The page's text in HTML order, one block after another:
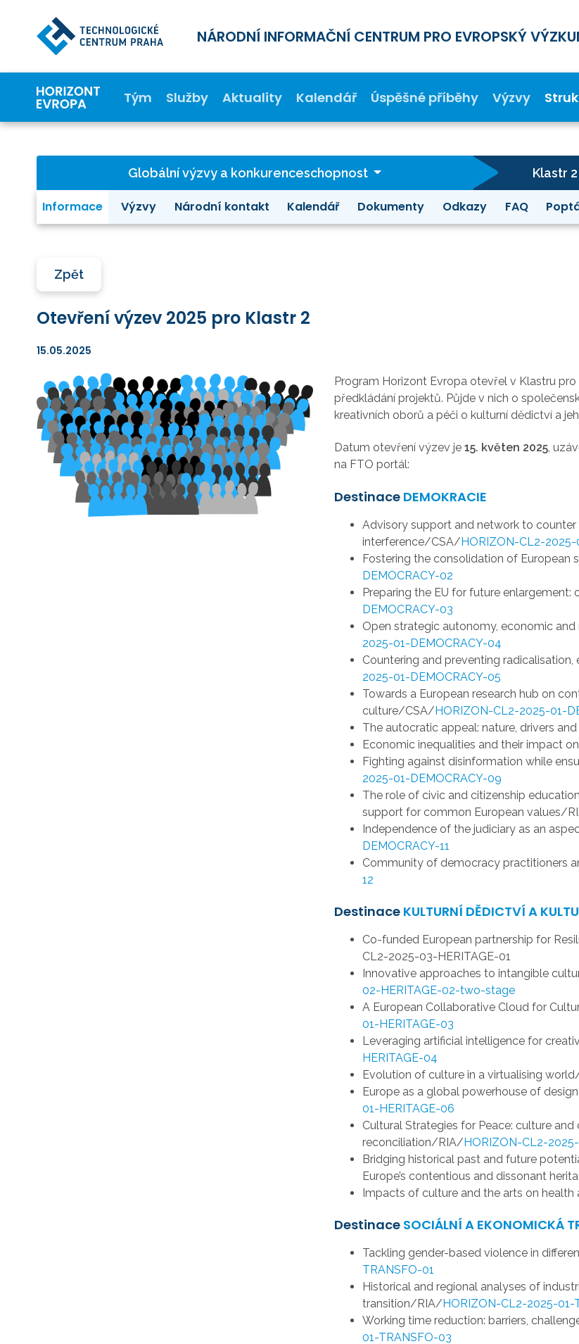
NÁRODNÍ INFORMAČNÍ CENTRUM PRO EVROPSKÝ
Tým Služby Aktuality Kalendář Úspěšné příběhy Výzvy
Globální výzvy a konkurenceschopnost Klastr
Informace Výzvy Národní kontakt Kalendář Dokumenty Odkazy FAQ
Zpět
Otevření výzev 2025 pro Klastr 2
15.05.2025
Program Horizont Evropa otevřel v Klastru
předkládání projektů. Půjde v nich o
kreativních oborů a péči o kulturní dědictví a
Datum otevření výzev je15. květen 2025,
na FTO portál:
Destinace DEMOKRACIE
Advisory support and network to
interference/CSA/HORIZON-CL2-2025-
Fostering the consolidation of
DEMOCRACY-02
Preparing the EU for future
DEMOCRACY-03
Open strategic autonomy, economic
2025-01-DEMOCRACY-04
Countering and preventing
2025-01-DEMOCRACY-05
Towards a European research hub on
culture/CSA/HORIZON-CL2-2025-01-
The autocratic appeal: nature, drivers
Economic inequalities and their impact
Fighting against disinformation while
2025-01-DEMOCRACY-09
The role of civic and citizenship
support for common European values/
Independence of the judiciary as an
DEMOCRACY-11
Community of democracy practitioners
12
Destinace KULTURNÍ DĚDICTVÍ A
Co-funded European partnership for
CL2-2025-03-HERITAGE-01
Innovative approaches to intangible
02-HERITAGE-02-two-stage
A European Collaborative Cloud for
01-HERITAGE-03
Leveraging artificial intelligence for
HERITAGE-04
Evolution of culture in a virtualising
Europe as a global powerhouse of
01-HERITAGE-06
Cultural Strategies for Peace: culture
reconciliation/RIA/HORIZON-CL2-
Bridging historical past and future
Europe’s contentious and dissonant
Impacts of culture and the arts on
Destinace SOCIÁLNÍ A EKONOMICKÁ
Tackling gender-based violence in
TRANSFO-01
Historical and regional analyses of
transition/RIA/ HORIZON-CL2-2025-01-
Working time reduction: barriers,
01-TRANSFO-03